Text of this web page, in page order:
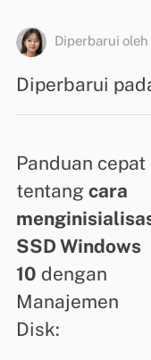
Diperbarui oleh
Diperbarui
Panduan cepat
tentang cara
SSD Windows
10 dengan
Manajemen
Disk: